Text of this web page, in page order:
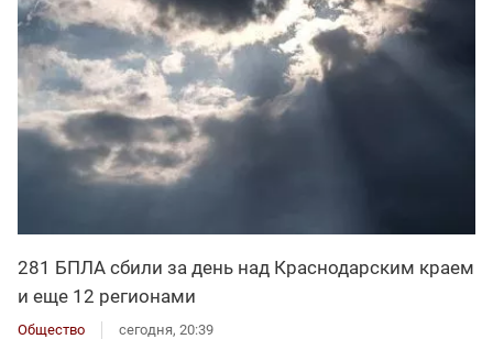
281 БПЛА сбили за день над Краснодарским краем
и еще 12 регионами
Общество сегодня, 20:39